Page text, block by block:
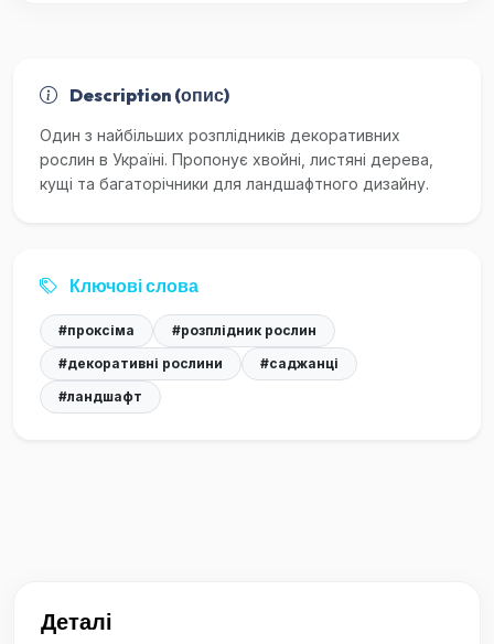
Description (опис)
Один з найбільших розплідників декоративних
рослин в Україні. Пропонує хвойні, листяні дерева,
кущі та багаторічники для ландшафтного дизайну.
Ключові слова
#проксіма
#розплідник рослин
#декоративні рослини
#саджанці
#ландшафт
Деталі